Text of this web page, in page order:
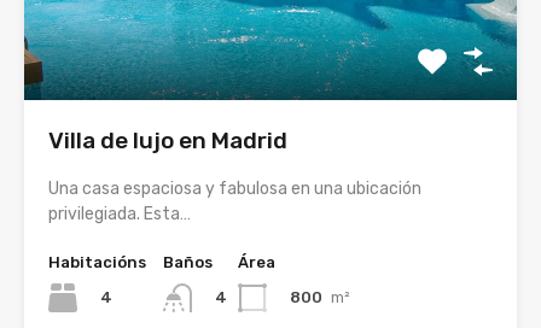
Villa de lujo en Madrid
Una casa espaciosa y fabulosa en una ubicación
privilegiada. Esta…
Habitacións
4
Baños
4
Área
800 m²